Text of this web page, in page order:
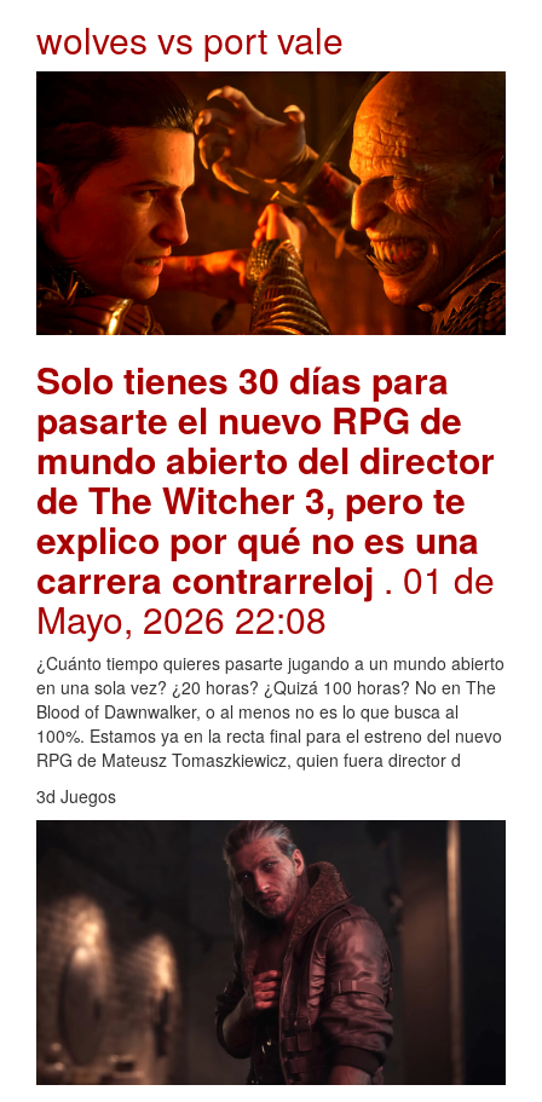
wolves vs port vale
Solo tienes 30 días para
pasarte el nuevo RPG de
mundo abierto del director
de The Witcher 3, pero te
explico por qué no es una
carrera contrarreloj . 01 de
Mayo, 2026 22:08
¿Cuánto tiempo quieres pasarte jugando a un mundo abierto
en una sola vez? ¿20 horas? ¿Quizá 100 horas? No en The
Blood of Dawnwalker, o al menos no es lo que busca al
100%. Estamos ya en la recta final para el estreno del nuevo
RPG de Mateusz Tomaszkiewicz, quien fuera director d
3d Juegos